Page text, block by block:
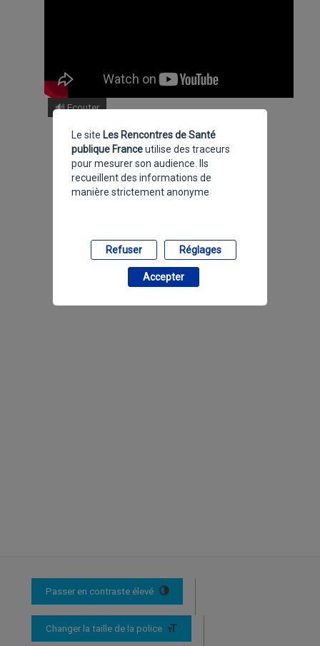
🔊 Ecouter
Passer en contraste élevé
Changer la taille de la police
Le site Les Rencontres de Santé
publique Franceutilise des traceurs
pour mesurer son audience. Ils
recueillent des informations de
manière strictement anonyme
Refuser Réglages
Accepter